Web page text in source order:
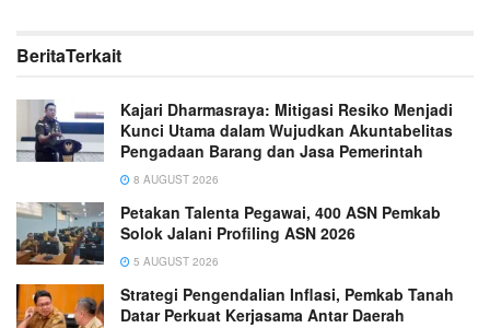
BeritaTerkait
Kajari Dharmasraya: Mitigasi Resiko Menjadi
Kunci Utama dalam Wujudkan Akuntabelitas
Pengadaan Barang dan Jasa Pemerintah
8 AUGUST 2026
Petakan Talenta Pegawai, 400 ASN Pemkab
Solok Jalani Profiling ASN 2026
5 AUGUST 2026
Strategi Pengendalian Inflasi, Pemkab Tanah
Datar Perkuat Kerjasama Antar Daerah